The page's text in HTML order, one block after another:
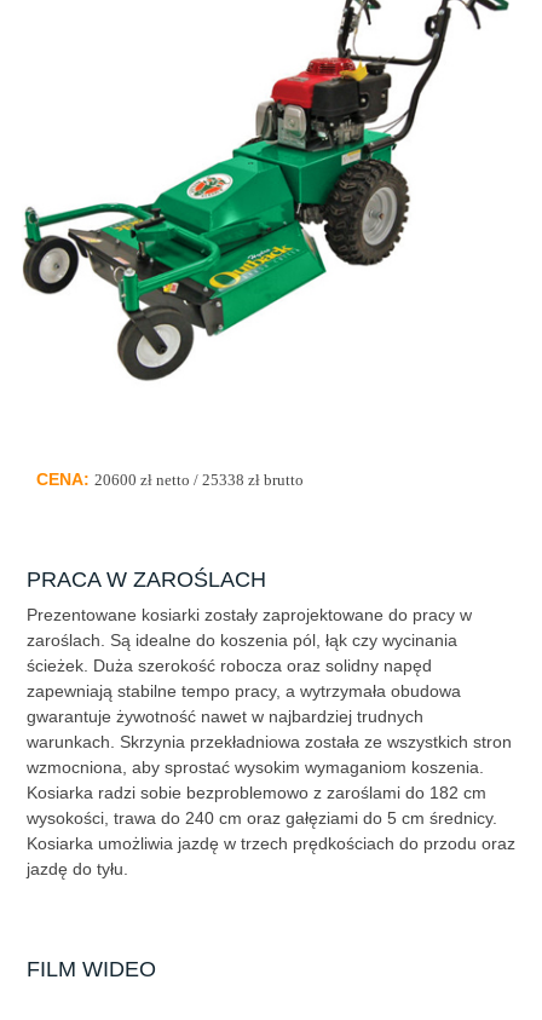
Kontakt
CENA: 20600 zł netto / 25338 zł brutto
PRACA W ZAROŚLACH
Prezentowane kosiarki zostały zaprojektowane do pracy w
zaroślach. Są idealne do koszenia pól, łąk czy wycinania
ścieżek. Duża szerokość robocza oraz solidny napęd
zapewniają stabilne tempo pracy, a wytrzymała obudowa
gwarantuje żywotność nawet w najbardziej trudnych
warunkach. Skrzynia przekładniowa została ze wszystkich stron
wzmocniona, aby sprostać wysokim wymaganiom koszenia.
Kosiarka radzi sobie bezproblemowo z zaroślami do 182 cm
wysokości, trawa do 240 cm oraz gałęziami do 5 cm średnicy.
Kosiarka umożliwia jazdę w trzech prędkościach do przodu oraz
jazdę do tyłu.
FILM WIDEO